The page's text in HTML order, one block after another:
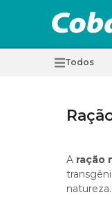
Todos
A ração
natureza.